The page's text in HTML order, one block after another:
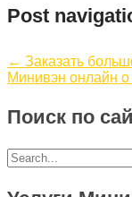
Post
← Заказать
Минивэн онлайн
Поиск по